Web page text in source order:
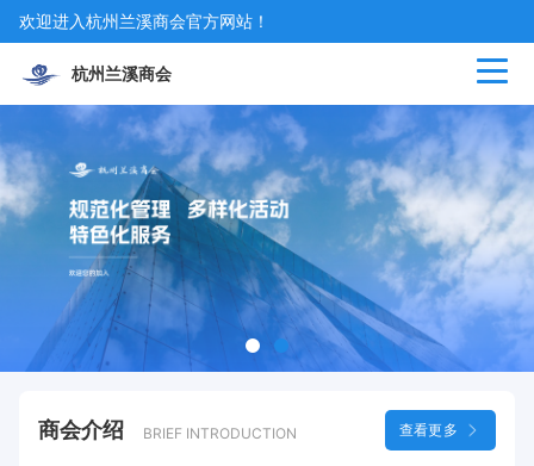
欢迎进入杭州兰溪商会官方网站！
杭州兰溪商会
商会介绍 BRIEF INTRODUCTION 查看更多